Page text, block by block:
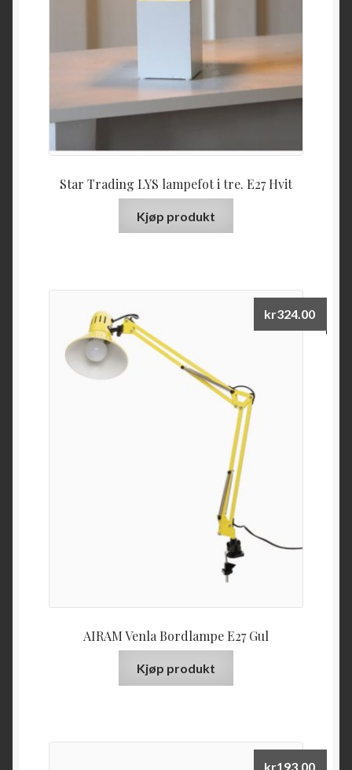
Star Trading LYS lampefot i tre. E27 Hvit
Kjøp produkt
AIRAM Venla Bordlampe E27 Gul
kr324.00
Kjøp produkt
kr193.00